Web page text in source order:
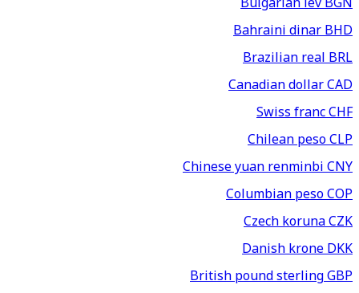
Bahraini dinarBHD
Brazilian realBRL
Canadian dollarCAD
Swiss francCHF
Chilean pesoCLP
Chinese yuan renminbiCNY
Columbian pesoCOP
Czech korunaCZK
Danish kroneDKK
British pound sterlingGBP